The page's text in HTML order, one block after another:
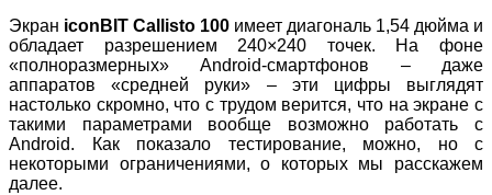
Экран iconBIT Callisto 100 имеет диагональ 1,54 дюйма и
обладает разрешением 240×240 точек. На фоне
«полноразмерных» Android-смартфонов – даже
аппаратов «средней руки» – эти цифры выглядят
настолько скромно, что с трудом верится, что на экране с
такими параметрами вообще возможно работать с
Android. Как показало тестирование, можно, но с
некоторыми ограничениями, о которых мы расскажем
далее.